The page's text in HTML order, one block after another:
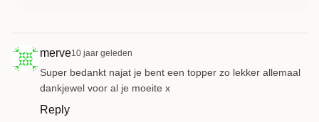
merve10 jaar geleden
Super bedankt najat je bent een topper zo lekker allemaal
dankjewel voor al je moeite x
Reply